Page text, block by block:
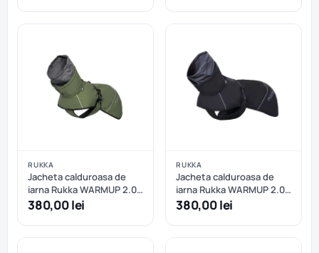
RUKKA
Jacheta calduroasa de
iarna Rukka WARMUP 2.0
COAT - 40 cm - Sage
Green
380,00 lei
RUKKA
Jacheta calduroasa de
iarna Rukka WARMUP 2.0
COAT - 45 cm - Dark
380,00 lei